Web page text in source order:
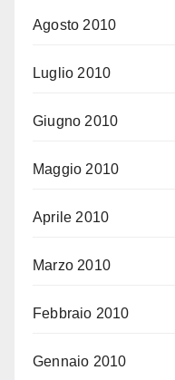
Agosto 2010
Luglio 2010
Giugno 2010
Maggio 2010
Aprile 2010
Marzo 2010
Febbraio 2010
Gennaio 2010